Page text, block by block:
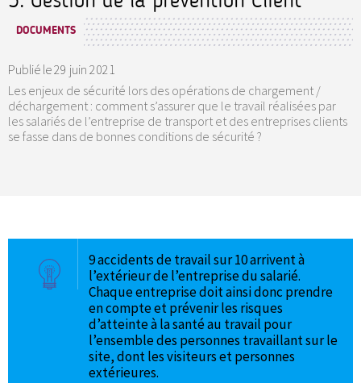
DOCUMENTS
Publié le29 juin 2021
Les enjeux de sécurité lors des opérations de chargement /
déchargement : comment s’assurer que le travail réalisées par
les salariés de l’entreprise de transport et des entreprises clients
se fasse dans de bonnes conditions de sécurité ?
9 accidents de travail sur 10 arrivent à
l’extérieur de l’entreprise du salarié.
Chaque entreprise doit ainsi donc prendre
en compte et prévenir les risques
d’atteinte à la santé au travail pour
l’ensemble des personnes travaillant sur le
site, dont les visiteurs et personnes
extérieures.